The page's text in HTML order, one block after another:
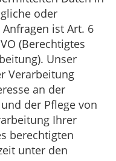
oder
ist Art. 6
(Berechtigtes
Unser
Verarbeitung
an der
der Pflege von
Ihrer
berechtigten
unter den